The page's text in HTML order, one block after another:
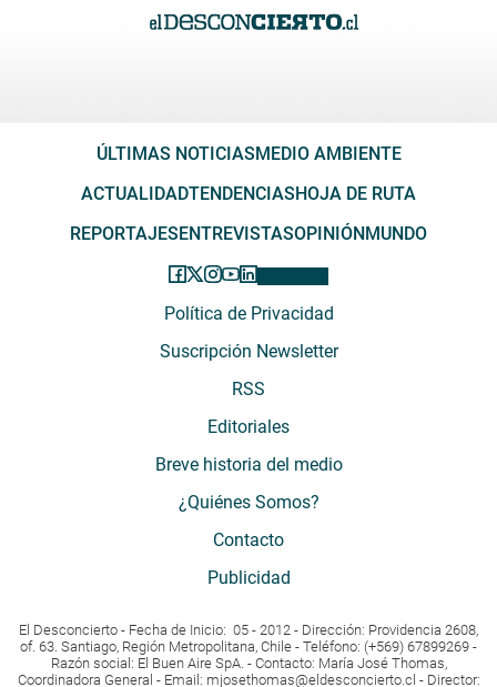
ÚLTIMAS NOTICIASMEDIO AMBIENTE
ACTUALIDADTENDENCIASHOJA DE RUTA
REPORTAJESENTREVISTASOPINIÓNMUNDO
Política de Privacidad
Suscripción Newsletter
RSS
Editoriales
Breve historia del medio
¿Quiénes Somos?
Contacto
Publicidad
El Desconcierto - Fecha de Inicio: 05 - 2012 - Dirección: Providencia 2608,
of. 63. Santiago, Región Metropolitana, Chile - Teléfono: (+569) 67899269 -
Razón social: El Buen Aire SpA. - Contacto: María José Thomas,
Coordinadora General - Email: mjosethomas@eldesconcierto.cl - Director: